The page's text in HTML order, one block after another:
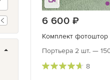
6 600
Комплект фотоштор
Портьера 2 шт. —
8